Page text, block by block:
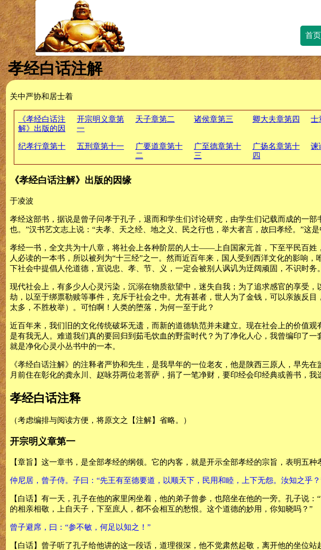
首页
孝经白话注解
关中严协和居士着
《孝经白话注
解》出版的因
开宗明义章第
一
天子章第二 诸侯章第三 卿大夫章第四 士
纪孝行章第十 五刑章第十一
广要道章第十
二
广至德章第十
三
广扬名章第十
四
谏
《孝经白话注解》出版的因缘
于凌波
孝经这部书，据说是曾子问孝于孔子，退而和学生们讨论研究，由学生们记载而成的一
也。”汉书艺文志上说：“夫孝、天之经、地之义、民之行也，举大者言，故曰孝经。”这
孝经一书，全文共为十八章，将社会上各种阶层的人士——上自国家元首，下至平民百
人必读的一本书，所以被列为“十三经”之一。然而近百年来，国人受到西洋文化的影响
下社会中提倡人伦道德，宣说忠、孝、节、义，一定会被别人讽讥为迂阔顽固，不识时务。
现代社会上，有多少人心灵污染，沉溺在物质欲望中，迷失自我；为了追求感官的享受
劫，以至于绑票勒赎等事件，充斥于社会之中。尤有甚者，世人为了金钱，可以亲族反
太多，不胜枚举）。可怕啊！人类的堕落，为何一至于此？
近百年来，我们旧的文化传统破坏无遗，而新的道德轨范并未建立。现在社会上的价值
是有我无人。难道我们真的要回归到茹毛饮血的野蛮时代？为了净化人心，我曾编印了
就是净化心灵小丛书中的一本。
《孝经白话注解》的注释者严协和先生，是我早年的一位老友，他是陕西三原人，早先
月前住在彰化的龚永川、赵咏芬两位老菩萨，捐了一笔净财，要印经会印经典或善书，
孝经白话注释
（考虑编排与阅读方便，将原文之【注解】省略。）
开宗明义章第一
【章旨】这一章书，是全部孝经的纲领。它的内客，就是开示全部孝经的宗旨，表明五
仲尼居，曾子侍。子曰：“先王有至德要道，以顺天下，民用和睦，上下无怨。汝知之乎？
【白话】有一天，孔子在他的家里闲坐着，他的弟子曾参，也陪坐在他的一旁。孔子说
的相亲相敬，上自天子，下至庶人，都不会相互的愁恨。这个道德的妙用，你知晓吗？”
曾子避席，曰：“参不敏，何足以知之！”
【白话】曾子听了孔子给他讲的这一段话，道理很深，他不觉肃然起敬，离开他的坐位